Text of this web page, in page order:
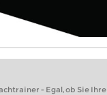
- Egal, ob Sie Ihre